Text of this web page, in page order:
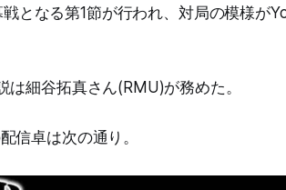
となる第1節が行われ、対局の模様が
細谷拓真さん(RMU)が務めた。
信卓は次の通り。